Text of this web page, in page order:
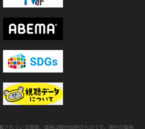
されている情報、価格は取材当時のものです。現在の価格